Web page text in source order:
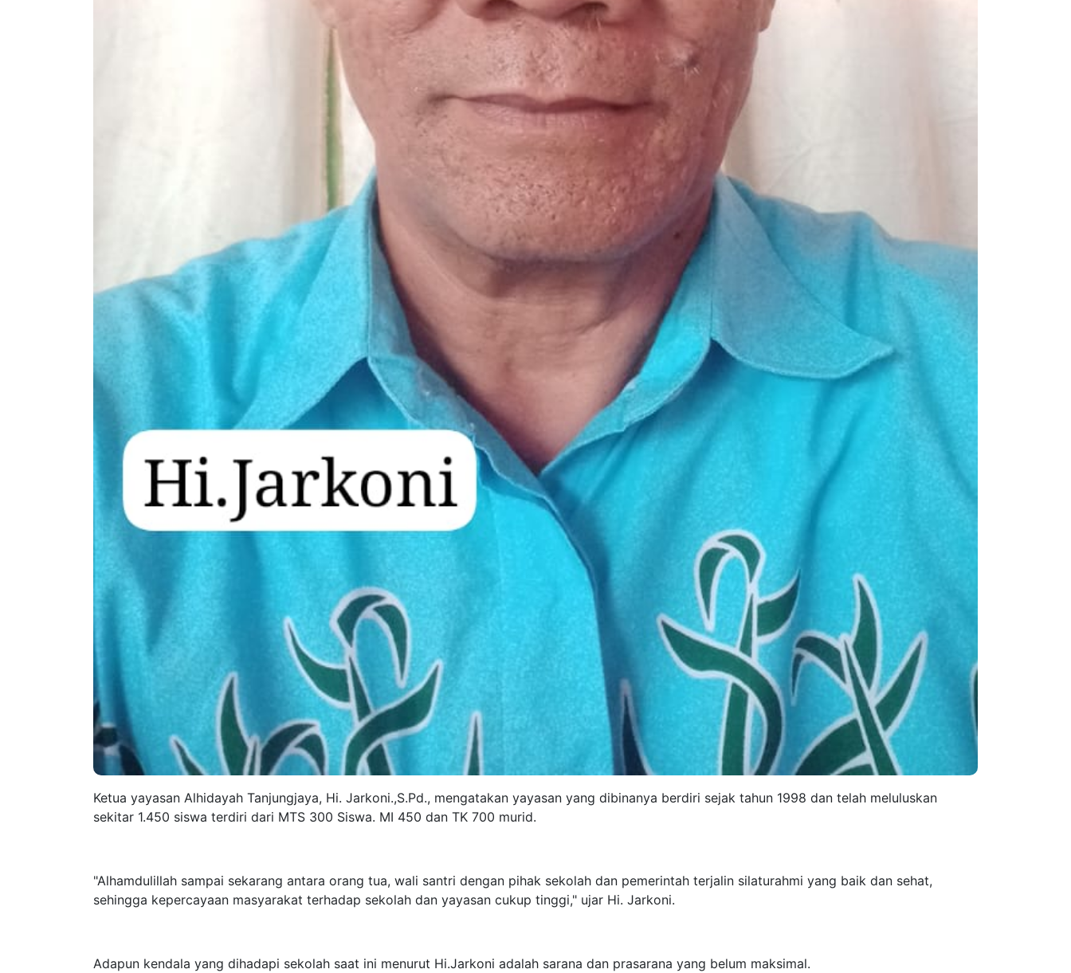
Ketua yayasan Alhidayah Tanjungjaya, Hi. Jarkoni.,S.Pd., mengatakan yayasan yang dibinanya berdiri sejak tahun 1998 dan telah meluluskan
sekitar 1.450 siswa terdiri dari MTS 300 Siswa. MI 450 dan TK 700 murid.
"Alhamdulillah sampai sekarang antara orang tua, wali santri dengan pihak sekolah dan pemerintah terjalin silaturahmi yang baik dan sehat,
sehingga kepercayaan masyarakat terhadap sekolah dan yayasan cukup tinggi," ujar Hi. Jarkoni.
Adapun kendala yang dihadapi sekolah saat ini menurut Hi.Jarkoni adalah sarana dan prasarana yang belum maksimal.